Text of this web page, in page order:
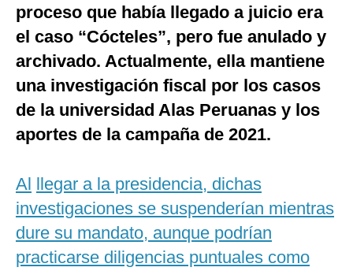
proceso que había llegado a juicio era
el caso “Cócteles”, pero fue anulado y
archivado. Actualmente, ella mantiene
una investigación fiscal por los casos
de la universidad Alas Peruanas y los
aportes de la campaña de 2021.
Al llegar a la presidencia, dichas
investigaciones se suspenderían mientras
dure su mandato, aunque podrían
practicarse diligencias puntuales como